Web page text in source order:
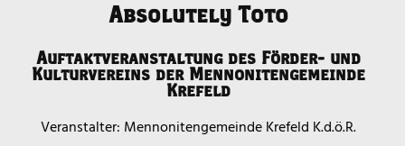
Absolutely Toto
Auftaktveranstaltung des Förder- und
Kulturvereins der Mennonitengemeinde
Krefeld
Mennonitengemeinde Krefeld K.d.ö.R.